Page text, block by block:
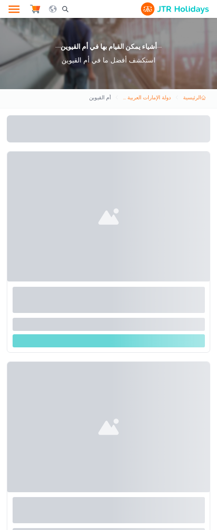
Search Opener Icon
أشياء يمكن القيام بها في أم القيوين
استكشف أفضل ما في أم القيوين
الرئيسية دولة الإمارات العربية المتحدة أم القيوين